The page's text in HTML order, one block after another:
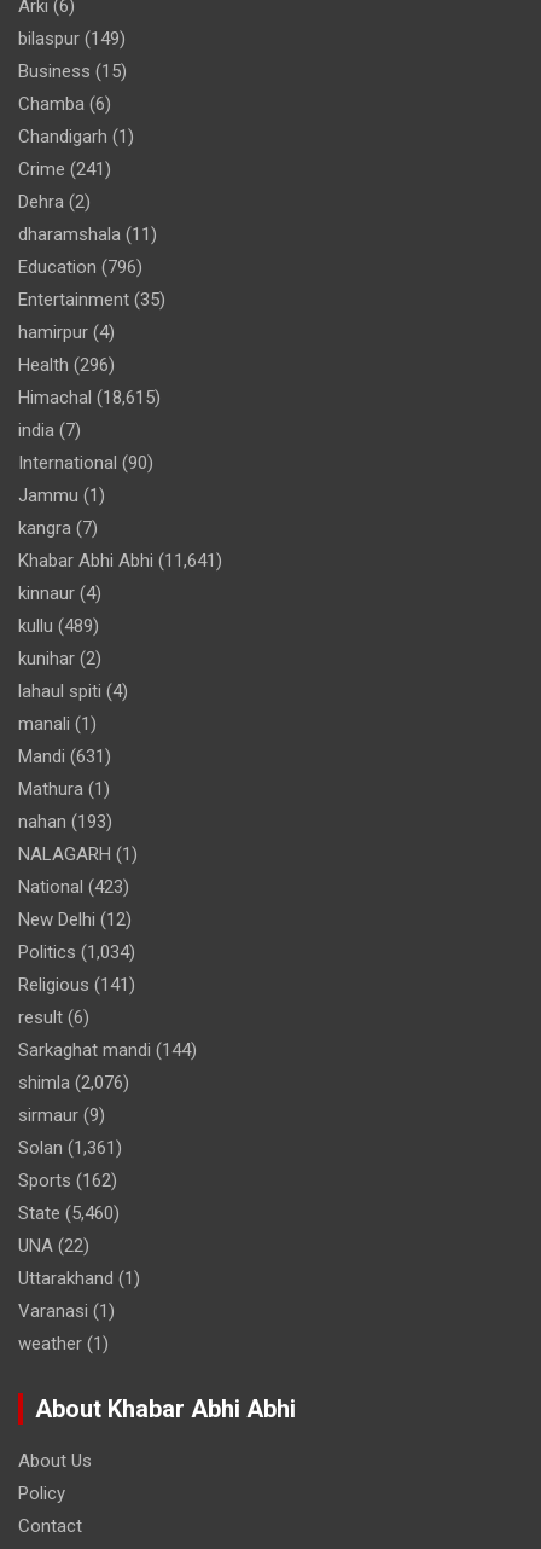
Arki (6)
bilaspur (149)
Business (15)
Chamba (6)
Chandigarh (1)
Crime (241)
Dehra (2)
dharamshala (11)
Education (796)
Entertainment (35)
hamirpur (4)
Health (296)
Himachal (18,615)
india (7)
International (90)
Jammu (1)
kangra (7)
Khabar Abhi Abhi (11,641)
kinnaur (4)
kullu (489)
kunihar (2)
lahaul spiti (4)
manali (1)
Mandi (631)
Mathura (1)
nahan (193)
NALAGARH (1)
National (423)
New Delhi (12)
Politics (1,034)
Religious (141)
result (6)
Sarkaghat mandi (144)
shimla (2,076)
sirmaur (9)
Solan (1,361)
Sports (162)
State (5,460)
UNA (22)
Uttarakhand (1)
Varanasi (1)
weather (1)
About Khabar Abhi Abhi
About Us
Policy
Contact